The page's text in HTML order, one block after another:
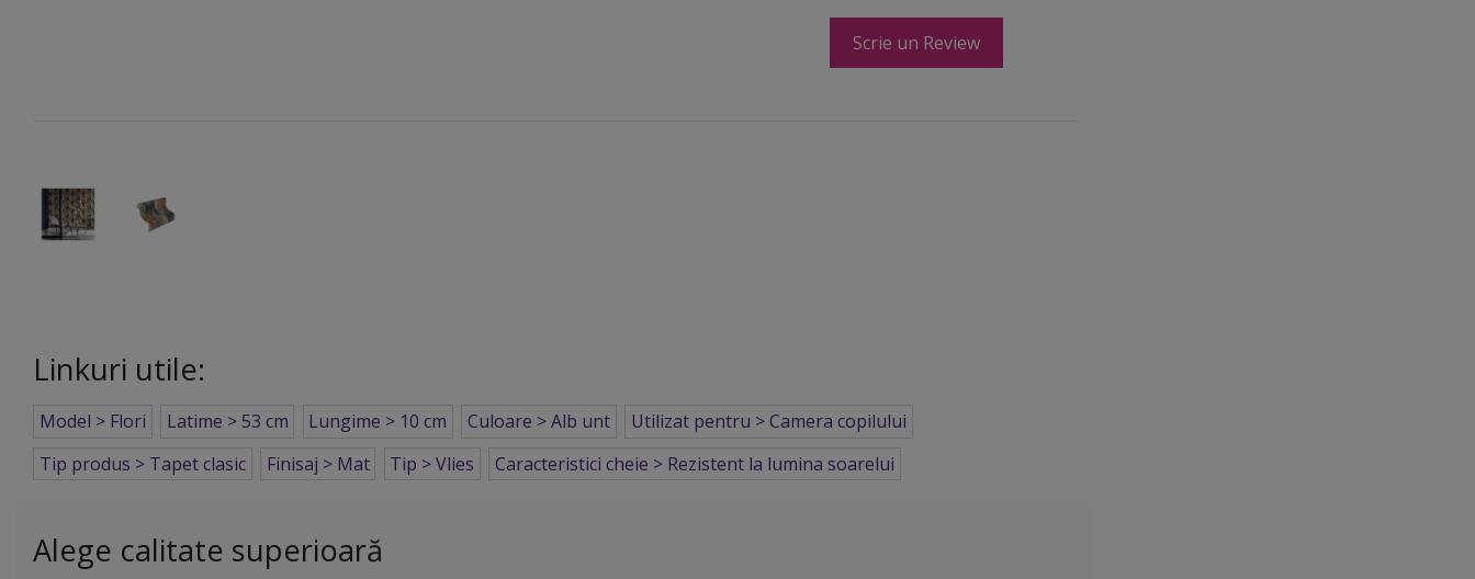
Scrie un Review
Linkuri utile:
Model > Flori Latime > 53 cm Lungime > 10 cm Culoare > Alb unt
Utilizat pentru > Camera copilului
Tip produs > Tapet clasic
Finisaj > Mat Tip > Vlies Caracteristici cheie > Rezistent la lumina soarelui
Alege calitate superioară